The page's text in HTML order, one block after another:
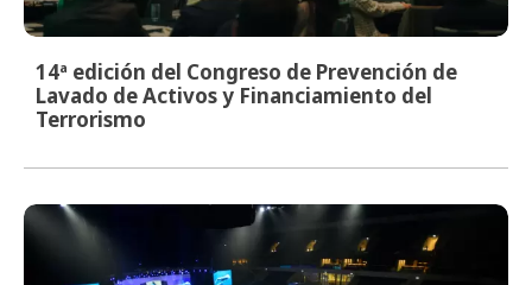
14ª edición del Congreso de Prevención de
Lavado de Activos y Financiamiento del
Terrorismo